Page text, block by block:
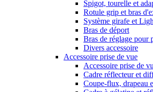
Spigot, tourelle et
Rotule grip et bras
Système girafe et
Bras de déport
Bras de réglage pour
Divers accessoire
Accessoire prise de vue
Accessoire prise de
Cadre réflecteur et
Coupe-flux, drapeau